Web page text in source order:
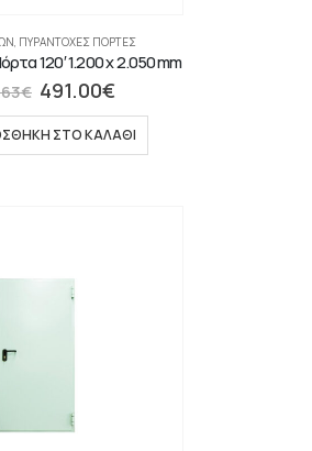
, ΠΥΡΆΝΤΟΧΕΣ ΠΌΡΤΕΣ
120′ 1.200 x 2.050 mm
€ 491.00€
ΣΤΟ ΚΑΛΆΘΙ